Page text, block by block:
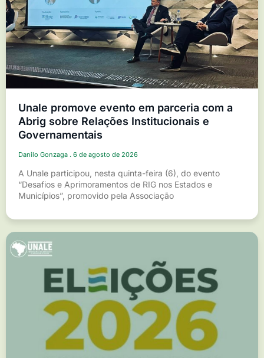
Unale promove evento em parceria com a
Abrig sobre Relações Institucionais e
Governamentais
Danilo Gonzaga 6 de agosto de 2026
A Unale participou, nesta quinta-feira (6), do evento
“Desafios e Aprimoramentos de RIG nos Estados e
Municípios”, promovido pela Associação